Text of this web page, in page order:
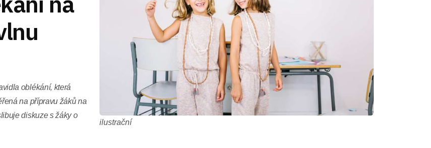
oblékání, která
na přípravu žáků na
diskuze s žáky o
ilustrační